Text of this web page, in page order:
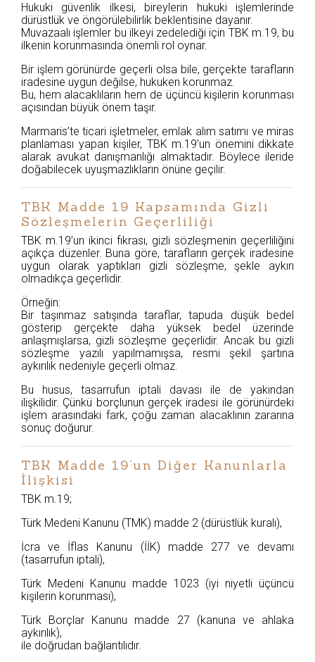
Hukuki güvenlik ilkesi, bireylerin hukuki işlemlerinde
dürüstlük ve öngörülebilirlik beklentisine dayanır.
Muvazaalı işlemler bu ilkeyi zedelediği için TBK m.19, bu
ilkenin korunmasında önemli rol oynar.
Bir işlem görünürde geçerli olsa bile, gerçekte tarafların
iradesine uygun değilse, hukuken korunmaz.
Bu, hem alacaklıların hem de üçüncü kişilerin korunması
açısından büyük önem taşır.
Marmaris’te ticari işletmeler, emlak alım satımı ve miras
planlaması yapan kişiler, TBK m.19’un önemini dikkate
alarak avukat danışmanlığı almaktadır. Böylece ileride
doğabilecek uyuşmazlıkların önüne geçilir.
TBK Madde 19 Kapsamında Gizli
Sözleşmelerin Geçerliliği
TBK m.19’un ikinci fıkrası, gizli sözleşmenin geçerliliğini
açıkça düzenler. Buna göre, tarafların gerçek iradesine
uygun olarak yaptıkları gizli sözleşme, şekle aykırı
olmadıkça geçerlidir.
Örneğin:
Bir taşınmaz satışında taraflar, tapuda düşük bedel
gösterip gerçekte daha yüksek bedel üzerinde
anlaşmışlarsa, gizli sözleşme geçerlidir. Ancak bu gizli
sözleşme yazılı yapılmamışsa, resmi şekil şartına
aykırılık nedeniyle geçerli olmaz.
Bu husus, tasarrufun iptali davası ile de yakından
ilişkilidir. Çünkü borçlunun gerçek iradesi ile görünürdeki
işlem arasındaki fark, çoğu zaman alacaklının zararına
sonuç doğurur.
TBK Madde 19’un Diğer Kanunlarla
İlişkisi
TBK m.19;
Türk Medeni Kanunu (TMK) madde 2 (dürüstlük kuralı),
İcra ve İflas Kanunu (İİK) madde 277 ve devamı
(tasarrufun iptali),
Türk Medeni Kanunu madde 1023 (iyi niyetli üçüncü
kişilerin korunması),
Türk Borçlar Kanunu madde 27 (kanuna ve ahlaka
aykırılık),
ile doğrudan bağlantılıdır.